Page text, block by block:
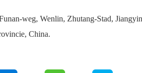
weg, Wenlin, Zhutang-Stad,
China.